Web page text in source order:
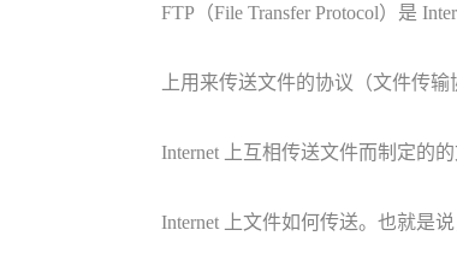
FTP（File Transfer Protocol）是
上用来传送文件的协议（文件传
Internet 上互相传送文件而制定的
Internet 上文件如何传送。也就是